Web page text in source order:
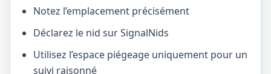
Notez l’emplacement précisément
Déclarez le nid sur SignalNids
Utilisez l’espace piégeage uniquement pour un
suivi raisonné